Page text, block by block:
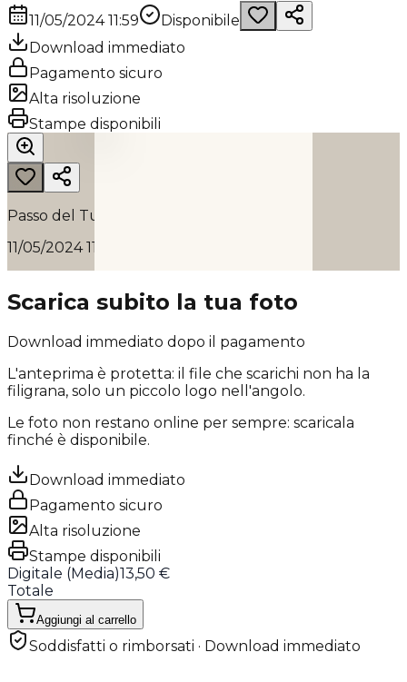
11/05/2024 11:59
Disponibile
Download immediato
Pagamento sicuro
Alta risoluzione
Stampe disponibili
Passo del Turchino
11/05/2024 11:59
Scarica subito la tua foto
Download immediato dopo il pagamento
L'anteprima è protetta: il file che scarichi non ha la
filigrana, solo un piccolo logo nell'angolo.
Le foto non restano online per sempre: scaricala
finché è disponibile.
Download immediato
Pagamento sicuro
Alta risoluzione
Stampe disponibili
Digitale (Media)13,50 €
Totale
Aggiungi al carrello
Soddisfatti o rimborsati · Download immediato